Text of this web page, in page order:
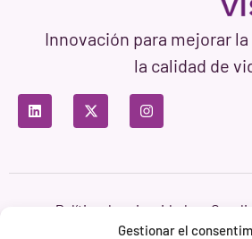
Gestionar el
Innovación para mejorar
la calidad de
Política de privacidad
Política de